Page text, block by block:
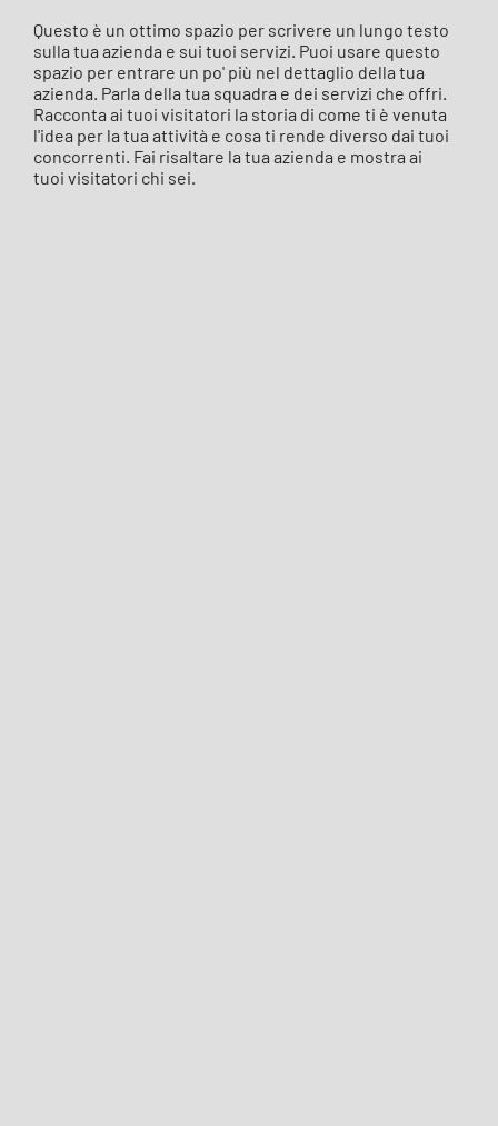
Questo è un ottimo spazio per scrivere un lungo testo
sulla tua azienda e sui tuoi servizi. Puoi usare questo
spazio per entrare un po' più nel dettaglio della tua
azienda. Parla della tua squadra e dei servizi che offri.
Racconta ai tuoi visitatori la storia di come ti è venuta
l'idea per la tua attività e cosa ti rende diverso dai tuoi
concorrenti. Fai risaltare la tua azienda e mostra ai
tuoi visitatori chi sei.